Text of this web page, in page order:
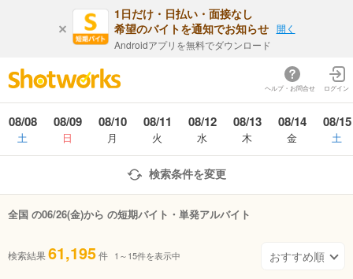
1日だけ・日払い・面接なし
希望のバイトを通知でお知らせ
Androidアプリを無料でダウンロード
開く
ヘルプ・お問合せ ログイン
08/08
土
08/09
日
08/10
月
08/11
火
08/12
水
08/13
木
08/14
金
08/15
土
検索条件を変更
全国 の06/26(金)から の短期バイト・単発アルバイト
検索結果61,195件 1～15件を表示中